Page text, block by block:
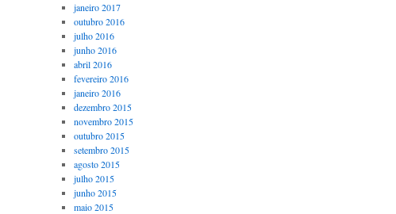
janeiro 2017
outubro 2016
julho 2016
junho 2016
abril 2016
fevereiro 2016
janeiro 2016
dezembro 2015
novembro 2015
outubro 2015
setembro 2015
agosto 2015
julho 2015
junho 2015
maio 2015